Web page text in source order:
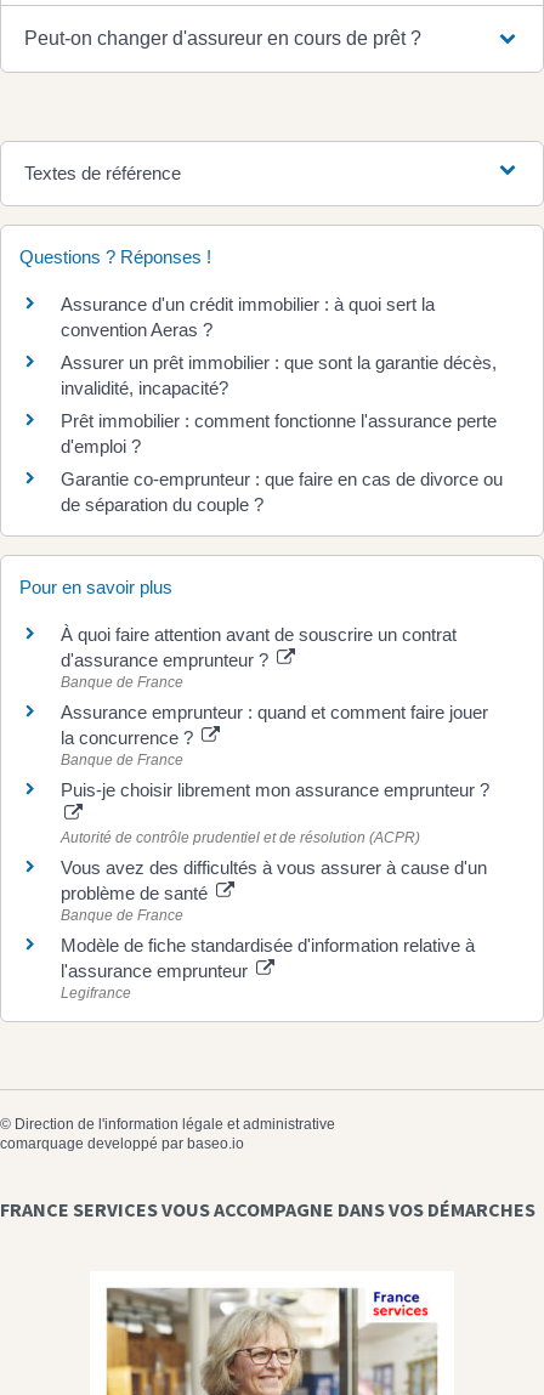
Peut-on changer d'assureur en cours de prêt ?
Textes de référence
Questions ? Réponses !
Assurance d'un crédit immobilier : à quoi sert la
convention Aeras ?
Assurer un prêt immobilier : que sont la garantie décès,
invalidité, incapacité?
Prêt immobilier : comment fonctionne l'assurance perte
d'emploi ?
Garantie co-emprunteur : que faire en cas de divorce ou
de séparation du couple ?
Pour en savoir plus
À quoi faire attention avant de souscrire un contrat
d'assurance emprunteur ?
Banque de France
Assurance emprunteur : quand et comment faire jouer
la concurrence ?
Banque de France
Puis-je choisir librement mon assurance emprunteur ?
Autorité de contrôle prudentiel et de résolution (ACPR)
Vous avez des difficultés à vous assurer à cause d'un
problème de santé
Banque de France
Modèle de fiche standardisée d'information relative à
l'assurance emprunteur
Legifrance
© Direction de l'information légale et administrative
comarquage developpé par baseo.io
FRANCE SERVICES VOUS ACCOMPAGNE DANS VOS DÉMARCHES